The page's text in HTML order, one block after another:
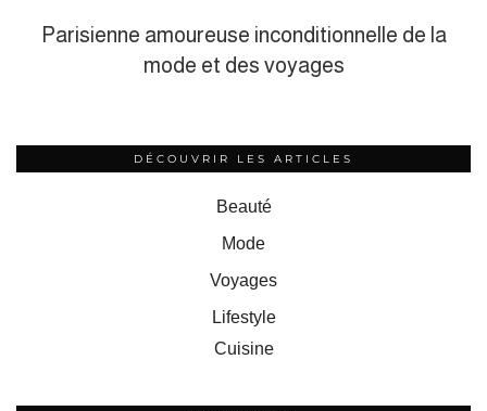
Parisienne amoureuse inconditionnelle de la
mode et des voyages
DÉCOUVRIR LES ARTICLES
Beauté
Mode
Voyages
Lifestyle
Cuisine